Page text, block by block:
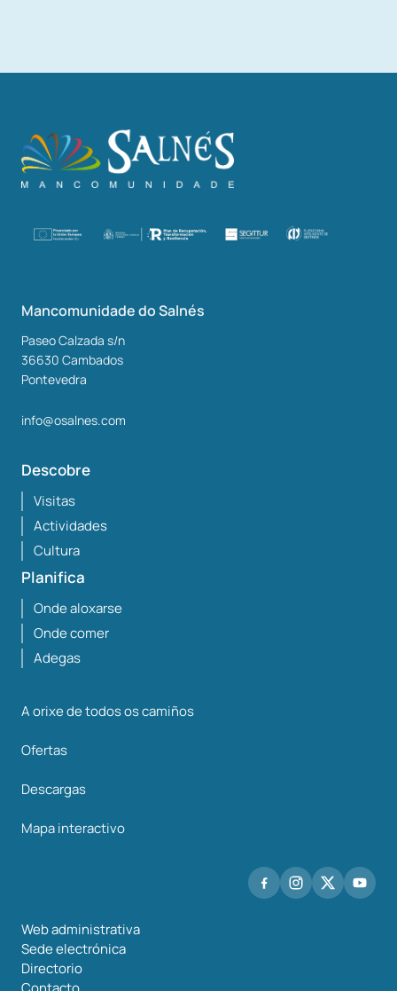
Mancomunidade do Salnés
Paseo Calzada s/n
36630 Cambados
Pontevedra
info@osalnes.com
Descobre
Visitas
Actividades
Cultura
Planifica
Onde aloxarse
Onde comer
Adegas
A orixe de todos os camiños
Ofertas
Descargas
Mapa interactivo
Web administrativa
Sede electrónica
Directorio